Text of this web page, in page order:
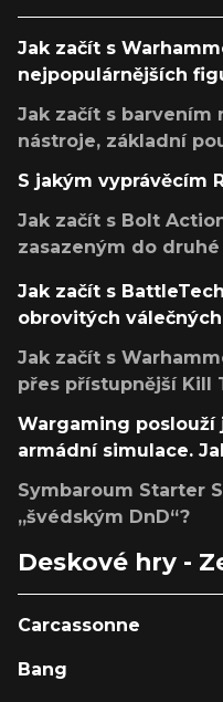
Jak začít s
nejpopulárnějších
Jak začít s barvením
nástroje, základní
S jakým vyprávěcím
Jak začít s Bolt
zasazeným do
Jak začít s
obrovitých
Jak začít s
přes přístupnější Kill
Wargaming poslouží
armádní simulace.
Symbaroum Starter
„švédským DnD“?
Deskové hry -
Carcassonne
Bang